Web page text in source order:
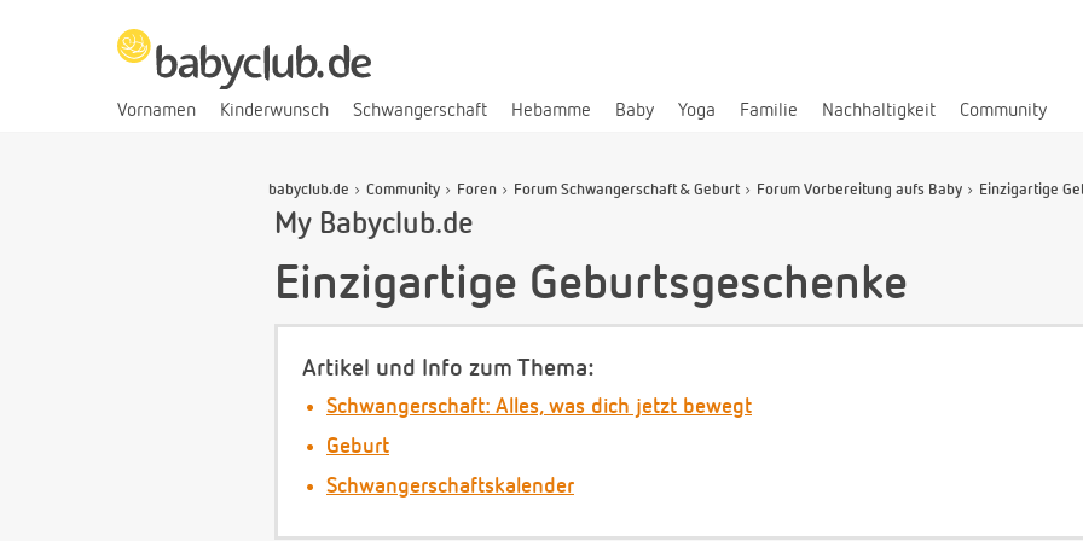
Vornamen Kinderwunsch Schwangerschaft Hebamme Baby Yoga Familie Nachhaltigkeit Community
babyclub.de Community Foren Forum Schwangerschaft & Geburt Forum Vorbereitung aufs Baby Einzigartige
My Babyclub.de
Einzigartige Geburtsgeschenke
Artikel und Info zum Thema:
Schwangerschaft: Alles, was dich jetzt bewegt
Geburt
Schwangerschaftskalender